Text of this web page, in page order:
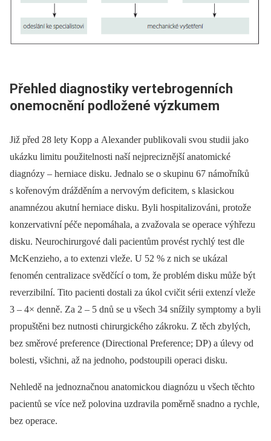
Přehled diagnostiky vertebrogenních
onemocnění podložené výzkumem
Již před 28 lety Kopp a Alexander publikovali svou studii jako
ukázku limitu použitelnosti naší nejpreciznější anatomické
diagnózy –⁠ herniace disku. Jednalo se o skupinu 67 námořníků
s kořenovým drážděním a nervovým deficitem, s klasickou
anamnézou akutní herniace disku. Byli hospitalizováni, protože
konzervativní péče nepomáhala, a zvažovala se operace výhřezu
disku. Neurochirurgové dali pacientům provést rychlý test dle
McKenzieho, a to extenzi vleže. U 52 % z nich se ukázal
fenomén centralizace svědčící o tom, že problém disku může být
reverzibilní. Tito pacienti dostali za úkol cvičit sérii extenzí vleže
3 –⁠ 4× denně. Za 2 –⁠ 5 dnů se u všech 34 snížily symptomy a byli
propuštěni bez nutnosti chirurgického zákroku. Z těch zbylých,
bez směrové preference (Directional Preference; DP) a úlevy od
bolesti, všichni, až na jednoho, podstoupili operaci disku.
Nehledě na jednoznačnou anatomickou diagnózu u všech těchto
pacientů se více než polovina uzdravila poměrně snadno a rychle,
bez operace.